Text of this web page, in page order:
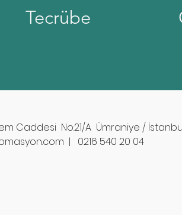
Tecrübe
Caddesi No:21/A Ümraniye /
| 0216 540 20 04